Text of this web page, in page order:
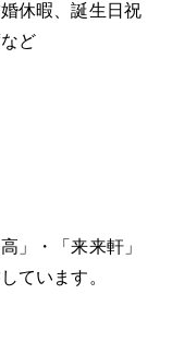
休暇、誕生日祝
ど
」・「来来軒」
ています。